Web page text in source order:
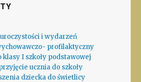
i wydarzeń
profilaktyczny
klasy I szkoły podstawowej
ucznia do szkoły
dziecka do świetlicy